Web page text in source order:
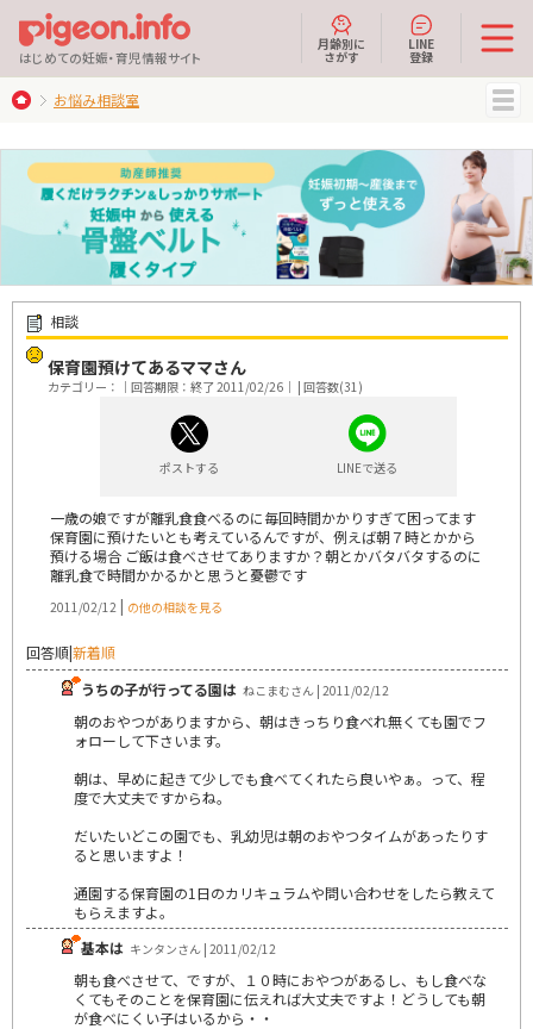
はじめての妊娠・育児情報サイト
月齢別に
さがす
LINE
登録
お悩み相談室
相談
保育園預けてあるママさん
カテゴリー：｜回答期限：終了 2011/02/26｜ | 回答数(31)
ポストする LINEで送る
一歳の娘ですが離乳食食べるのに毎回時間かかりすぎて困ってます
保育園に預けたいとも考えているんですが、例えば朝７時とかから
預ける場合 ご飯は食べさせてありますか？朝とかバタバタするのに
離乳食で時間かかるかと思うと憂鬱です
2011/02/12 | の他の相談を見る
回答順|新着順
うちの子が行ってる園は ねこまむさん | 2011/02/12
朝のおやつがありますから、朝はきっちり食べれ無くても園でフ
ォローして下さいます。
朝は、早めに起きて少しでも食べてくれたら良いやぁ。って、程
度で大丈夫ですからね。
だいたいどこの園でも、乳幼児は朝のおやつタイムがあったりす
ると思いますよ！
通園する保育園の1日のカリキュラムや問い合わせをしたら教えて
もらえますよ。
基本は キンタンさん | 2011/02/12
朝も食べさせて、ですが、１０時におやつがあるし、もし食べな
くてもそのことを保育園に伝えれば大丈夫ですよ！どうしても朝
が食べにくい子はいるから・・